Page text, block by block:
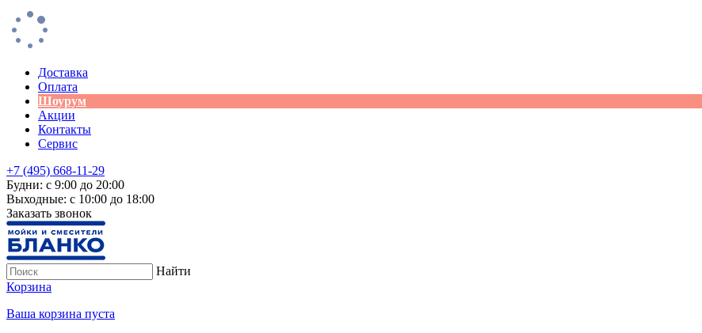
Доставка
Оплата
Шоурум
Акции
Контакты
Сервис
+7 (495) 668-11-29
Будни: с 9:00 до 20:00
Выходные: с 10:00 до 18:00
Заказать звонок
Найти
Корзина
Ваша корзина пуста